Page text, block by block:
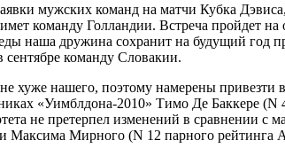
мужских команд на матчи Кубка
команду Голландии. Встреча пройдет
наша дружина сохранит на будущий год
команду Словакии.
хуже нашего, поэтому намерены
«Уимблдона-2010» Тимо Де Баккере
не претерпел изменений в сравнении
Максима Мирного (N 12 парного рейтинга